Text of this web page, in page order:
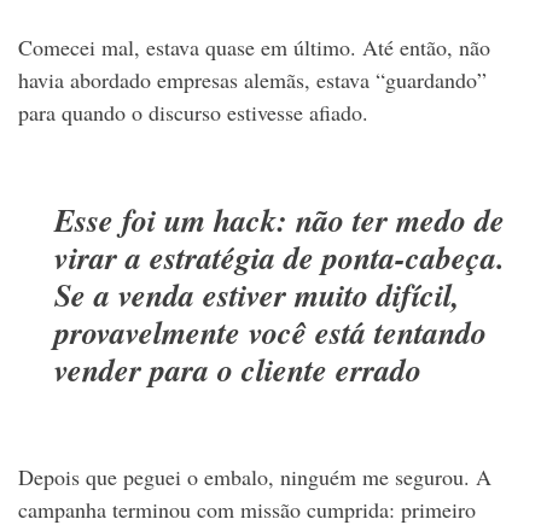
Comecei mal, estava quase em último. Até então, não
havia abordado empresas alemãs, estava “guardando”
para quando o discurso estivesse afiado.
Esse foi um hack: não ter medo de
virar a estratégia de ponta-cabeça.
Se a venda estiver muito difícil,
provavelmente você está tentando
vender para o cliente errado
Depois que peguei o embalo, ninguém me segurou. A
campanha terminou com missão cumprida: primeiro